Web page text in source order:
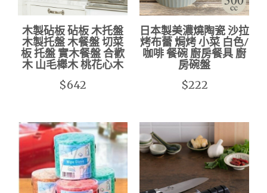
木製砧板 砧板 木托盤
木製托盤 木餐盤 切菜
板 托盤 實木餐盤 合歡
木 山毛櫸木 桃花心木
$642
日本製美濃燒陶瓷 沙拉
烤布蕾 焗烤 小菜 白色/
咖啡 餐碗 廚房餐具 廚
房碗盤
$222